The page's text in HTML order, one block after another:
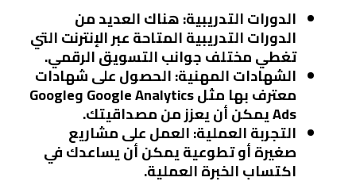
الدورات التدريبية: هناك العديد من
الدورات التدريبية المتاحة عبر الإنترنت التي
تغطي مختلف جوانب التسويق الرقمي.
الشهادات المهنية: الحصول على شهادات
معترف بها مثل Google Analytics وGoogle
Ads يمكن أن يعزز من مصداقيتك.
التجربة العملية: العمل على مشاريع
صغيرة أو تطوعية يمكن أن يساعدك في
اكتساب الخبرة العملية.